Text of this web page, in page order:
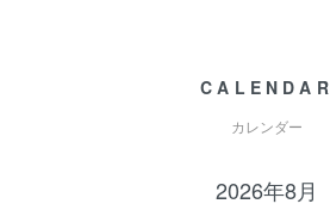
CALENDAR
カレンダー
2026年8月